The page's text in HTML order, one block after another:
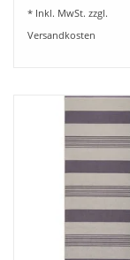
Über uns
Vertrag widerrufen
Tel.0049(0)7322-
Blog-Aktuelles
* Inkl. MwSt. zzgl.
Versandkosten